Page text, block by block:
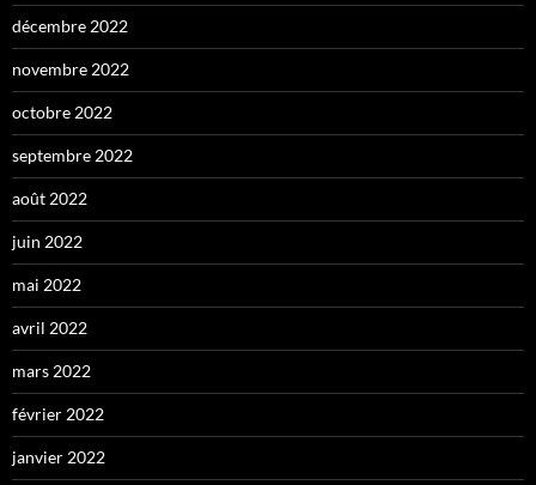
décembre 2022
novembre 2022
octobre 2022
septembre 2022
août 2022
juin 2022
mai 2022
avril 2022
mars 2022
février 2022
janvier 2022